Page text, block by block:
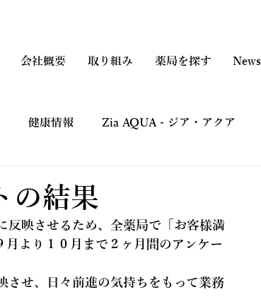
会社概要 取り組み 薬局を探す News
健康情報 Zia AQUA - ジア・アクア
の結果
反映させるため、全薬局で「お客様満
より１０月まで２ヶ月間のアンケー
させ、日々前進の気持ちをもって業務